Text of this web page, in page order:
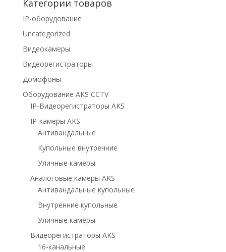
Категории товаров
IP-оборудование
Uncategorized
Видеокамеры
Видеорегистраторы
Домофоны
Оборудование AKS CCTV
IP-Видеорегистраторы AKS
IP-камеры AKS
Антивандальные
Купольные внутренние
Уличные камеры
Аналоговые камеры AKS
Антивандальные купольные
Внутренние купольные
Уличные камеры
Видеорегистраторы AKS
16-канальные